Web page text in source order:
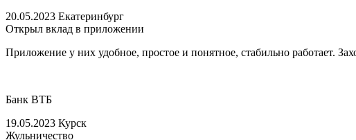
20.05.2023 Екатеринбург
Открыл вклад в приложении
Приложение у них удобное, простое и понятное, стабильно работает.
Банк ВТБ
19.05.2023 Курск
Жульничество